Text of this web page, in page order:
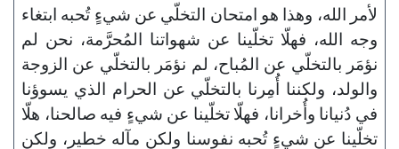
لأمر الله، وهذا هو امتحان التخلّي عن شيءٍ تُحبه ابتغاء
وجه الله، فهلّا تخلّينا عن شهواتنا المُحرَّمة، نحن لم
نؤمَر بالتخلّي عن المُباح، لم نؤمَر بالتخلّي عن الزوجة
والولد، ولكننا أُمِرنا بالتخلّي عن الحرام الذي يسوؤنا
في دُنيانا وأُخرانا، فهلّا تخلّينا عن شيءٍ فيه صالحنا، هلّا
تخلّينا عن شيءٍ تُحبه نفوسنا ولكن مآله خطير، ولكن